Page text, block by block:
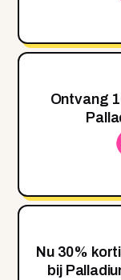
Ontvang
Nu 30%
bij